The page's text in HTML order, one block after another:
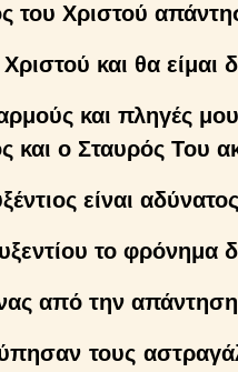
του Χριστού
και θα είμαι
και πληγές
και ο Σταυρός Του
είναι
το φρόνημα
από την
τους